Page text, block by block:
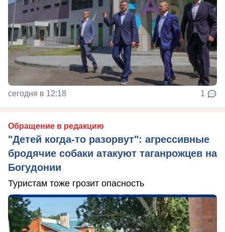
сегодня в 12:18 1
Обращение в редакцию
"Детей когда-то разорвут": агрессивные
бродячие собаки атакуют таганрожцев на
Богудонии
Туристам тоже грозит опасность